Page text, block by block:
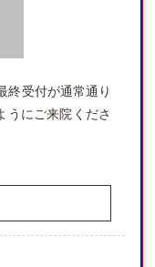
終受付が通常通り
うにご来院くださ